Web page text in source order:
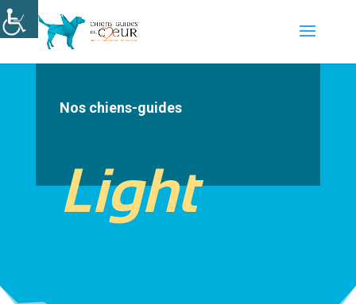
Nos chiens-guides
Light